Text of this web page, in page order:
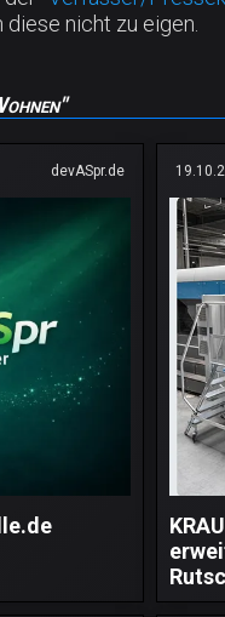
nicht zu eigen.
devASpr.de